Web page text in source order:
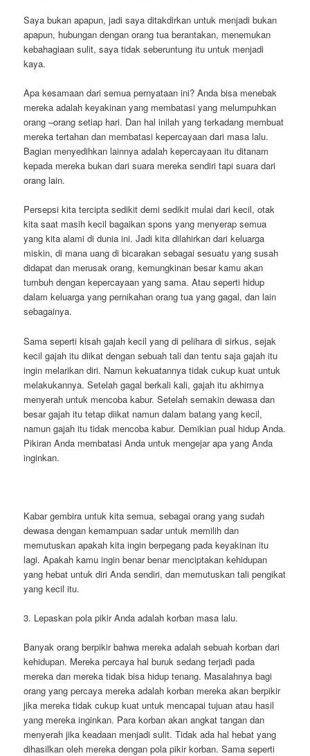
Saya bukan apapun, jadi saya ditakdirkan untuk menjadi bukan
apapun, hubungan dengan orang tua berantakan, menemukan
kebahagiaan sulit, saya tidak seberuntung itu untuk menjadi
kaya.
Apa kesamaan dari semua pernyataan ini? Anda bisa menebak
mereka adalah keyakinan yang membatasi yang melumpuhkan
orang –orang setiap hari. Dan hal inilah yang terkadang membuat
mereka tertahan dan membatasi kepercayaan dari masa lalu.
Bagian menyedihkan lainnya adalah kepercayaan itu ditanam
kepada mereka bukan dari suara mereka sendiri tapi suara dari
orang lain.
Persepsi kita tercipta sedikit demi sedikit mulai dari kecil, otak
kita saat masih kecil bagaikan spons yang menyerap semua
yang kita alami di dunia ini. Jadi kita dilahirkan dari keluarga
miskin, di mana uang di bicarakan sebagai sesuatu yang susah
didapat dan merusak orang, kemungkinan besar kamu akan
tumbuh dengan kepercayaan yang sama. Atau seperti hidup
dalam keluarga yang pernikahan orang tua yang gagal, dan lain
sebagainya.
Sama seperti kisah gajah kecil yang di pelihara di sirkus, sejak
kecil gajah itu diikat dengan sebuah tali dan tentu saja gajah itu
ingin melarikan diri. Namun kekuatannya tidak cukup kuat untuk
melakukannya. Setelah gagal berkali kali, gajah itu akhirnya
menyerah untuk mencoba kabur. Setelah semakin dewasa dan
besar gajah itu tetap diikat namun dalam batang yang kecil,
namun gajah itu tidak mencoba kabur. Demikian pual hidup Anda.
Pikiran Anda membatasi Anda untuk mengejar apa yang Anda
inginkan.
Kabar gembira untuk kita semua, sebagai orang yang sudah
dewasa dengan kemampuan sadar untuk memilih dan
memutuskan apakah kita ingin berpegang pada keyakinan itu
lagi. Apakah kamu ingin benar benar menciptakan kehidupan
yang hebat untuk diri Anda sendiri, dan memutuskan tali pengikat
yang kecil itu.
3. Lepaskan pola pikir Anda adalah korban masa lalu.
Banyak orang berpikir bahwa mereka adalah sebuah korban dari
kehidupan. Mereka percaya hal buruk sedang terjadi pada
mereka dan mereka tidak bisa hidup tenang. Masalahnya bagi
orang yang percaya mereka adalah korban mereka akan berpikir
jika mereka tidak cukup kuat untuk mencapai tujuan atau hasil
yang mereka inginkan. Para korban akan angkat tangan dan
menyerah jika keadaan menjadi sulit. Tidak ada hal hebat yang
dihasilkan oleh mereka dengan pola pikir korban. Sama seperti